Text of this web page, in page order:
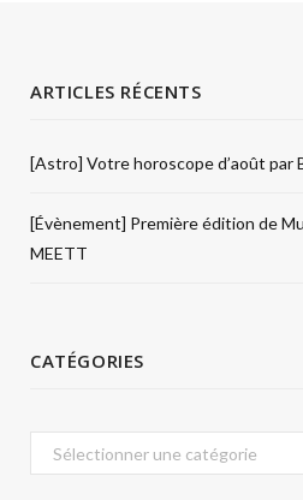
ARTICLES RÉCENTS
[Astro] Votre horoscope d’août par
[Évènement] Première édition de
MEETT
CATÉGORIES
Catégories